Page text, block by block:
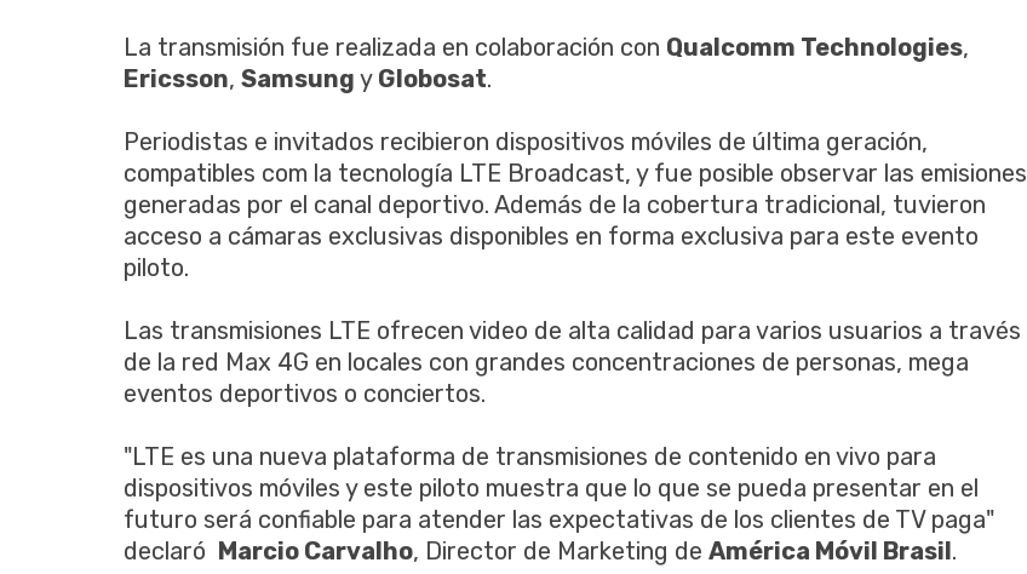
La transmisión fue realizada en colaboración con Qualcomm Technologies,
Ericsson, Samsung y Globosat.
Periodistas e invitados recibieron dispositivos móviles de última geración,
compatibles com la tecnología LTE Broadcast, y fue posible observar las emisiones
generadas por el canal deportivo. Además de la cobertura tradicional, tuvieron
acceso a cámaras exclusivas disponibles en forma exclusiva para este evento
piloto.
Las transmisiones LTE ofrecen video de alta calidad para varios usuarios a través
de la red Max 4G en locales con grandes concentraciones de personas, mega
eventos deportivos o conciertos.
"LTE es una nueva plataforma de transmisiones de contenido en vivo para
dispositivos móviles y este piloto muestra que lo que se pueda presentar en el
futuro será confiable para atender las expectativas de los clientes de TV paga"
declaró Marcio Carvalho, Director de Marketing de América Móvil Brasil.